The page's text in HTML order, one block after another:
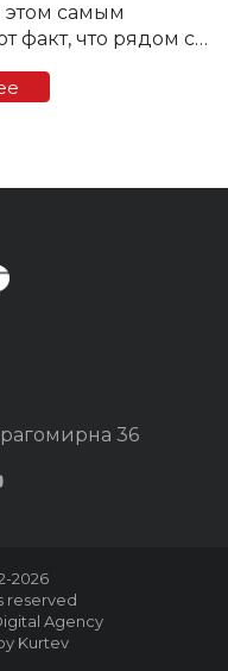
этом самым
факт, что рядом с
отношения
36
2026
reserved
Agency
Kurtev